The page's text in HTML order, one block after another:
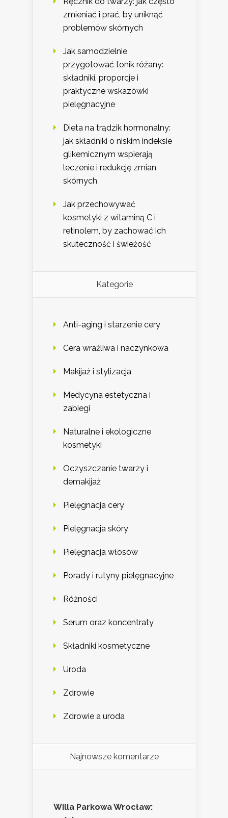
zmieniać i prać, by uniknąć
problemów skórnych
Jak samodzielnie
przygotować tonik różany:
składniki, proporcje i
praktyczne wskazówki
pielęgnacyjne
Dieta na trądzik hormonalny:
jak składniki o niskim indeksie
glikemicznym wspierają
leczenie i redukcję zmian
skórnych
Jak przechowywać
kosmetyki z witaminą C i
retinolem, by zachować ich
skuteczność i świeżość
Kategorie
Anti-aging i starzenie cery
Cera wrażliwa i naczynkowa
Makijaż i stylizacja
Medycyna estetyczna i
zabiegi
Naturalne i ekologiczne
kosmetyki
Oczyszczanie twarzy i
demakijaż
Pielęgnacja cery
Pielęgnacja skóry
Pielęgnacja włosów
Porady i rutyny pielęgnacyjne
Różności
Serum oraz koncentraty
Składniki kosmetyczne
Uroda
Zdrowie
Zdrowie a uroda
Najnowsze komentarze
Willa Parkowa Wrocław: